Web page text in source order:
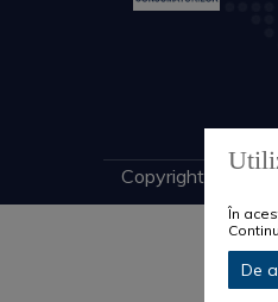
Copyright © 2026
În
De